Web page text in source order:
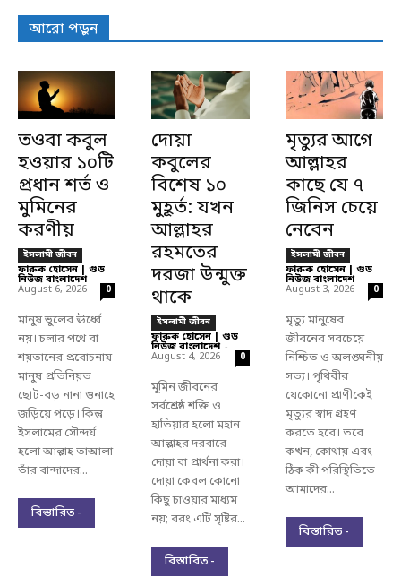
আরো পড়ুন
তওবা কবুল
হওয়ার ১০টি
প্রধান শর্ত ও
মুমিনের
করণীয়
ইসলামী জীবন
ফারুক হোসেন | গুড
নিউজ বাংলাদেশ -
August 6, 2026 0
মানুষ ভুলের ঊর্ধ্বে
নয়। চলার পথে বা
শয়তানের প্ররোচনায়
মানুষ প্রতিনিয়ত
ছোট-বড় নানা গুনাহে
জড়িয়ে পড়ে। কিন্তু
ইসলামের সৌন্দর্য
হলো আল্লাহ তাআলা
তাঁর বান্দাদের...
বিস্তারিত -
দোয়া
কবুলের
বিশেষ ১০
মুহূর্ত: যখন
আল্লাহর
রহমতের
দরজা উন্মুক্ত
থাকে
ইসলামী জীবন
ফারুক হোসেন | গুড
নিউজ বাংলাদেশ -
August 4, 2026 0
মুমিন জীবনের
সর্বশ্রেষ্ঠ শক্তি ও
হাতিয়ার হলো মহান
আল্লাহর দরবারে
দোয়া বা প্রার্থনা করা।
দোয়া কেবল কোনো
কিছু চাওয়ার মাধ্যম
নয়; বরং এটি সৃষ্টির...
বিস্তারিত -
মৃত্যুর আগে
আল্লাহর
কাছে যে ৭
জিনিস চেয়ে
নেবেন
ইসলামী জীবন
ফারুক হোসেন | গুড
নিউজ বাংলাদেশ -
August 3, 2026 0
মৃত্যু মানুষের
জীবনের সবচেয়ে
নিশ্চিত ও অলঙ্ঘনীয়
সত্য। পৃথিবীর
যেকোনো প্রাণীকেই
মৃত্যুর স্বাদ গ্রহণ
করতে হবে। তবে
কখন, কোথায় এবং
ঠিক কী পরিস্থিতিতে
আমাদের...
বিস্তারিত -